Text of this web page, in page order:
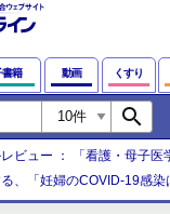
書籍 動画 くすり
search
ビュー ： 「看護・母子医
、「妊婦のCOVID-19感染